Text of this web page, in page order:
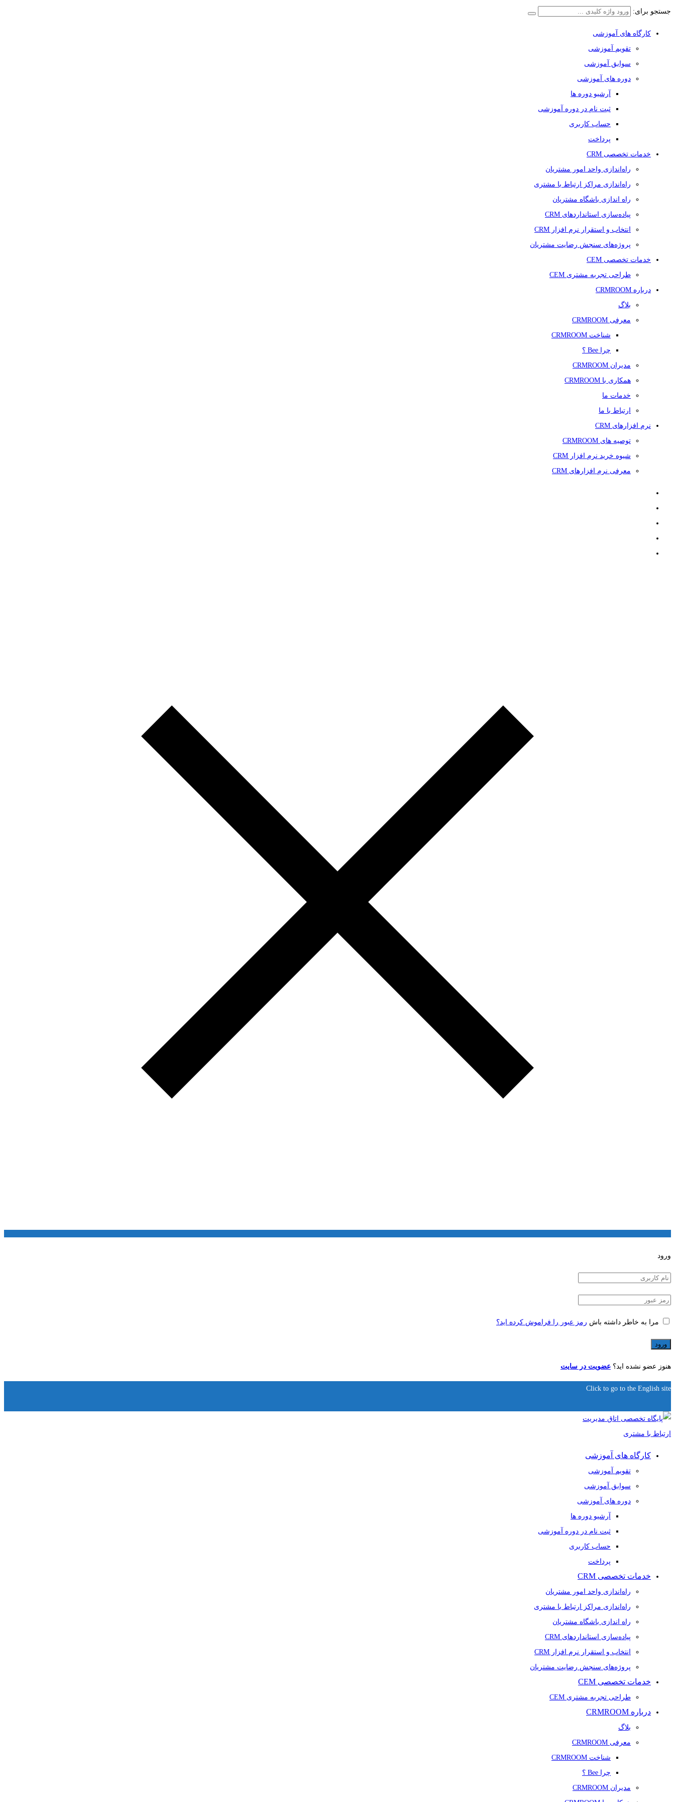
جستجو برای:
کارگاه های آموزشی
تقویم آموزشی
سوابق آموزشی
دوره های آموزشی
آرشیو دوره ها
ثبت نام در دوره آموزشی
حساب کاربری
پرداخت
خدمات تخصصی CRM
راه‌اندازی واحد امور مشتریان
راه‌اندازی مراکز ارتباط با مشتری
راه اندازی باشگاه مشتریان
پیاده‌سازی استانداردهای CRM
انتخاب و استقرار نرم افزار CRM
پروژه‌های سنجش رضایت مشتریان
خدمات تخصصی CEM
طراحی تجربه مشتری CEM
درباره CRMROOM
بلاگ
معرفی CRMROOM
شناخت CRMROOM
چرا Bee ؟
مدیران CRMROOM
همکاری با CRMROOM
خدمات ما
ارتباط با ما
نرم افزارهای CRM
توصیه های CRMROOM
شیوه خرید نرم افزار CRM
معرفی نرم افزارهای CRM
ورود
مرا به خاطر داشته باش رمز عبور را فراموش کرده اید؟
هنوز عضو نشده اید؟ عضویت در سایت
Click to go to the English site
کارگاه های آموزشی
تقویم آموزشی
سوابق آموزشی
دوره های آموزشی
آرشیو دوره ها
ثبت نام در دوره آموزشی
حساب کاربری
پرداخت
خدمات تخصصی CRM
راه‌اندازی واحد امور مشتریان
راه‌اندازی مراکز ارتباط با مشتری
راه اندازی باشگاه مشتریان
پیاده‌سازی استانداردهای CRM
انتخاب و استقرار نرم افزار CRM
پروژه‌های سنجش رضایت مشتریان
خدمات تخصصی CEM
طراحی تجربه مشتری CEM
درباره CRMROOM
بلاگ
معرفی CRMROOM
شناخت CRMROOM
چرا Bee ؟
مدیران CRMROOM